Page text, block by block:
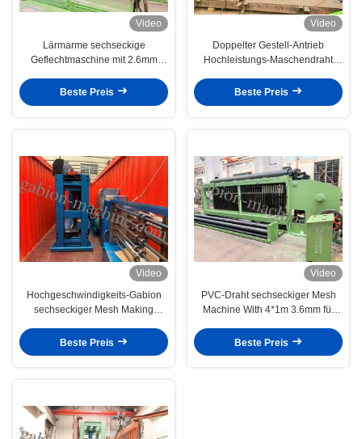
Video
Lärmarme sechseckige
Geflechtmaschine mit 2.6mm
Abhang
Beste Preis
Video
Doppelter Gestell-Antrieb
Hochleistungs-Maschendraht
für Straße
Beste Preis
Video
Hochgeschwindigkeits-Gabion
sechseckiger Mesh Making
Beste Preis
Video
PVC-Draht sechseckiger Mesh
Machine With 4*1m 3.6mm für
Beste Preis